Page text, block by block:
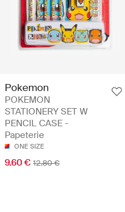
Pokemon
POKEMON
STATIONERY SET W
PENCIL CASE -
Papeterie
ONE SIZE
9.60 € 12.80 €